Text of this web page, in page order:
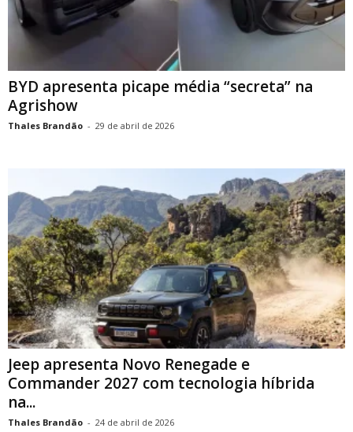
BYD apresenta picape média “secreta” na
Agrishow
Thales Brandão - 29 de abril de 2026
Jeep apresenta Novo Renegade e
Commander 2027 com tecnologia híbrida
na...
Thales Brandão - 24 de abril de 2026